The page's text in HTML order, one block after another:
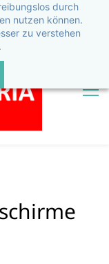
durch
nutzen können.
zu verstehen